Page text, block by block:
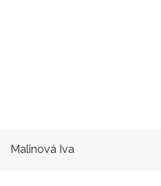
Malinová Iva